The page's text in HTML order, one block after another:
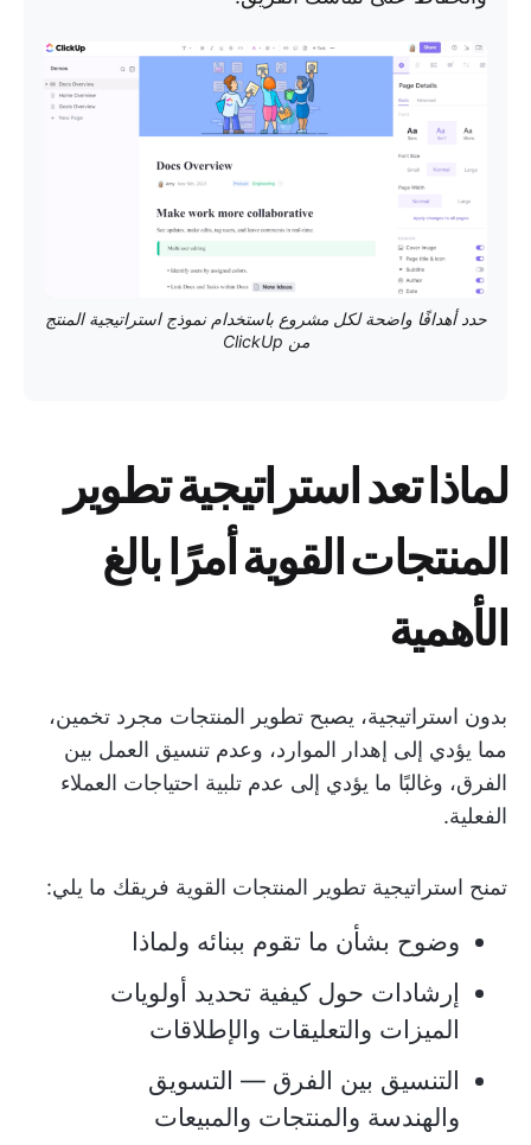
حدد أهدافًا واضحة لكل مشروع باستخدام نموذج استراتيجية المنتج
من ClickUp
لماذا تعد استراتيجية تطوير
المنتجات القوية أمرًا بالغ
الأهمية
بدون استراتيجية، يصبح تطوير المنتجات مجرد تخمين،
مما يؤدي إلى إهدار الموارد، وعدم تنسيق العمل بين
الفرق، وغالبًا ما يؤدي إلى عدم تلبية احتياجات العملاء
الفعلية.
تمنح استراتيجية تطوير المنتجات القوية فريقك ما يلي:
وضوح بشأن ما تقوم ببنائه ولماذا
إرشادات حول كيفية تحديد أولويات
الميزات والتعليقات والإطلاقات
التنسيق بين الفرق — التسويق
والهندسة والمنتجات والمبيعات